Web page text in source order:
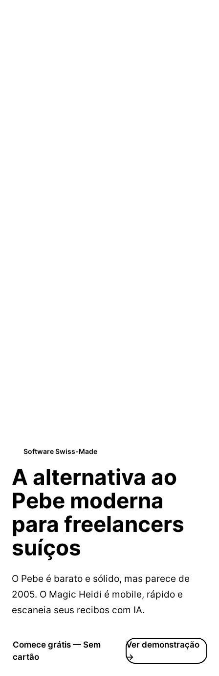
Software Swiss-Made
A alternativa ao
Pebe moderna
para freelancers
suíços
O Pebe é barato e sólido, mas parece de
2005. O Magic Heidi é mobile, rápido e
escaneia seus recibos com IA.
Comece grátis — Sem
cartão
Ver demonstração
→